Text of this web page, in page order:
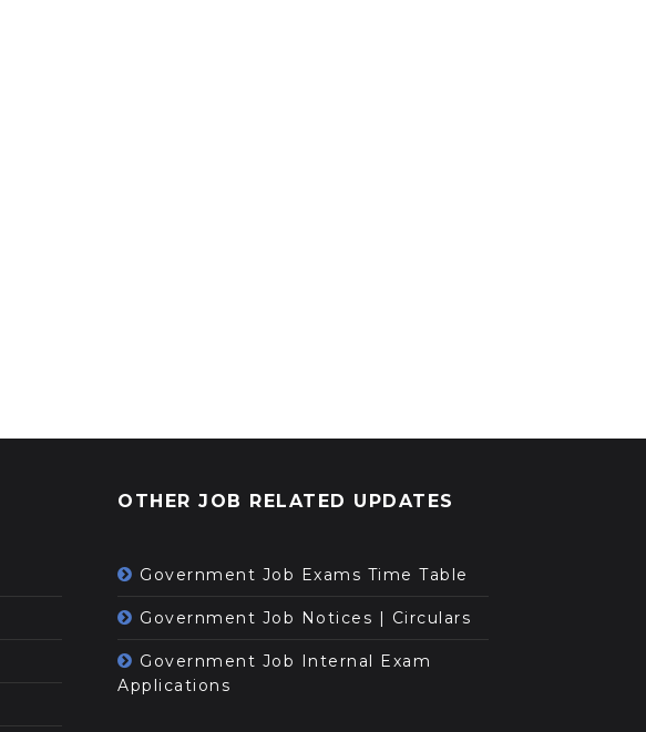
OTHER JOB RELATED UPDATES
Government Job Exams Time Table
Government Job Notices | Circulars
Government Job Internal Exam
Applications